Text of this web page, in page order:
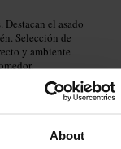
About
el asado
Selección de
y ambiente